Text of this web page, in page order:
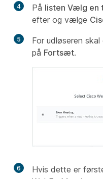
4 På listen Vælg en
efter og vælge
5 For udløseren
på Fortsæt.
6
Hvis dette er